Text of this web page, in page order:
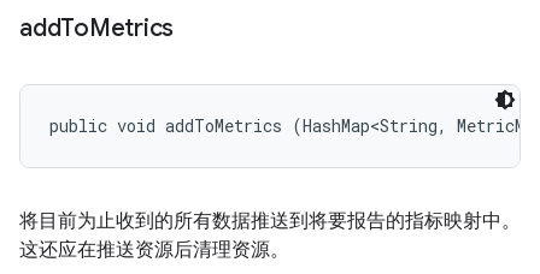
addToMetrics
public void addToMetrics (HashMap<String,
将目前为止收到的所有数据推送到将要报告的指标映射中。
这还应在推送资源后清理资源。